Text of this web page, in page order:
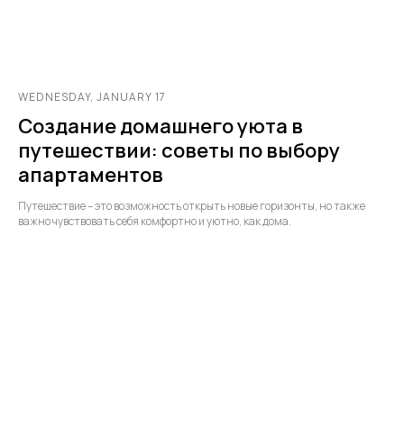
WEDNESDAY, JANUARY 17
Создание домашнего уюта в
путешествии: советы по выбору
апартаментов
Путешествие – это возможность открыть новые горизонты, но также
важно чувствовать себя комфортно и уютно, как дома.